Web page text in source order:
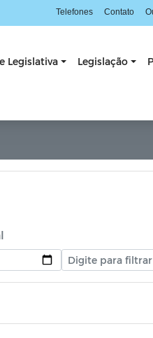
Telefones Contato
Legislativa Legislação